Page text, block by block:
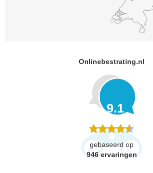
Onlinebestrating.nl
9.1
gebaseerd op
946 ervaringen